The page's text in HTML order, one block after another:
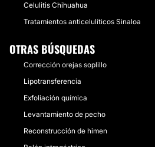
Celulitis Chihuahua
Tratamientos anticelulíticos Sinaloa
OTRAS BÚSQUEDAS
Corrección orejas soplillo
Lipotransferencia
Exfoliación química
Levantamiento de pecho
Reconstrucción de himen